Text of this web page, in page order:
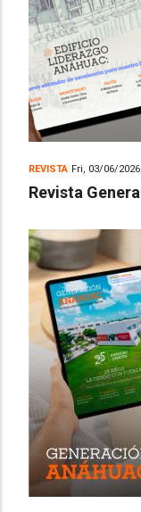
REVISTA Fri, 03/06/2026
Revista